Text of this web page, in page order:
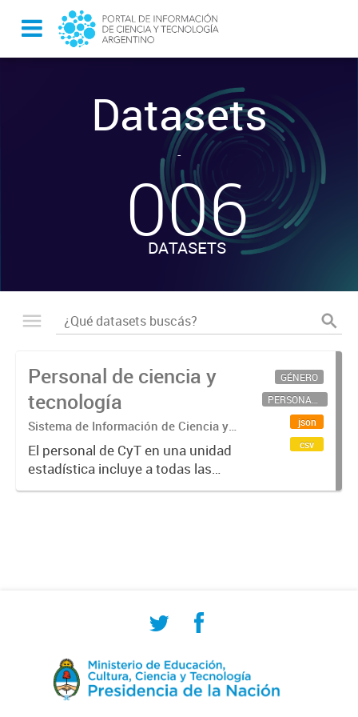
Datasets
-
006
DATASETS
Personal de ciencia y
tecnología
Sistema de Información de Ciencia y
Tecnología Argentino (SICYTAR)
El personal de CyT en una unidad
estadística incluye a todas las
personas involucradas
GÉNERO
PERSONAL CIENTÍFICO-TECNOLÓGICO
json
csv